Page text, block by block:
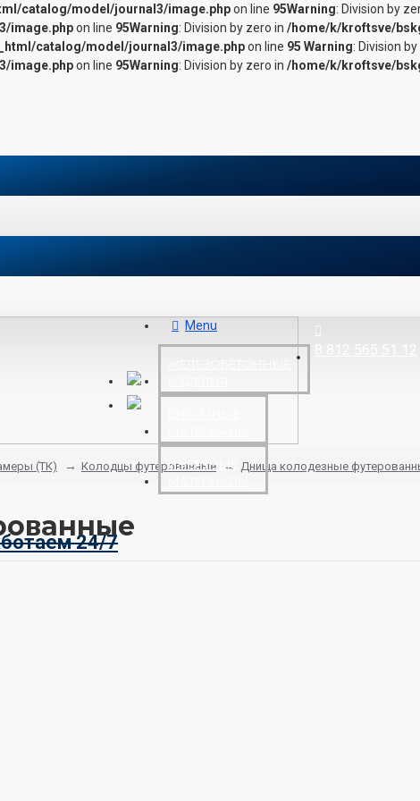
catalog/model/journal3/image.phpon line 95Warning: Division by
image.phpon line 95Warning: Division by zero in /home/k/kroftsve/
catalog/model/journal3/image.phpon line 95 Warning: Division
image.phpon line 95Warning: Division by zero in /home/k/kroftsve/
24/7
Menu
ИНЕРТНЫЕ
(ТК) Колодцы футерованные Днища колодезные